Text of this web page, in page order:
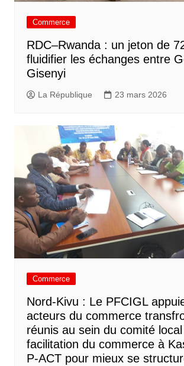
Commerce
RDC–Rwanda : un jeton de
fluidifier les échanges entre
Gisenyi
La République 23 mars 2026
Commerce
Nord-Kivu : Le PFCIGL
acteurs du commerce
réunis au sein du comité
facilitation du commerce à
P-ACT pour mieux se